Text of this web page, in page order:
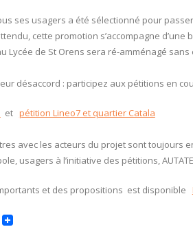
ses usagers a été sélectionné pour
cette promotion s’accompagne
Lycée de St Orens sera ré-amménagé
désaccord : participez aux pétitions en
et pétition Lineo7 et quartier Catala
avec les acteurs du projet sont toujours
usagers à l’initiative des pétitions,
et des propositions est disponible